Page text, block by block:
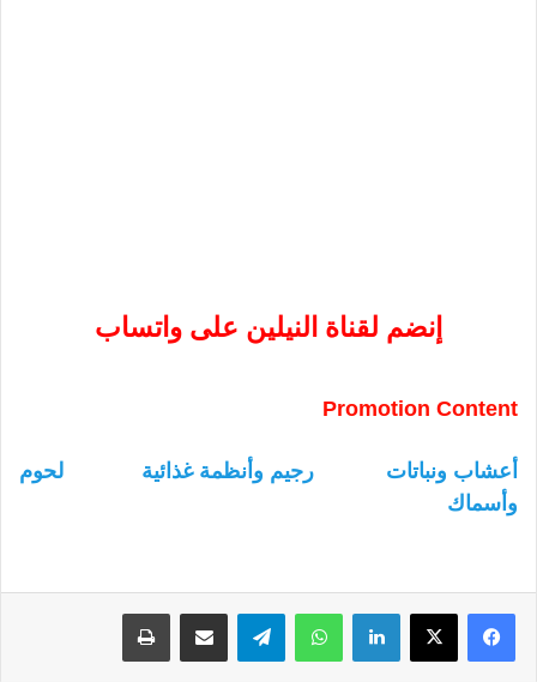
إنضم لقناة النيلين على واتساب
Promotion Content
أعشاب ونباتات رجيم وأنظمة غذائية
لحوم
وأسماك
لينكدإن واتساب